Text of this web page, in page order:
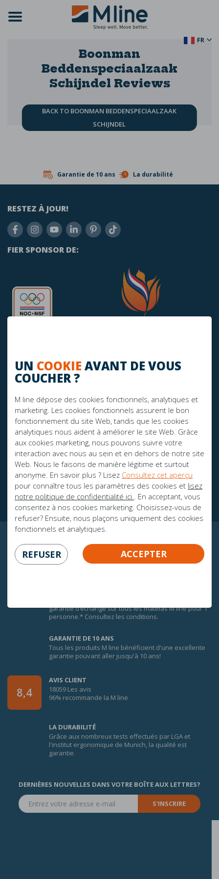
FR
UN COOKIE AVANT DE VOUS
COUCHER ?
M line dépose des cookies fonctionnels, analytiques et
marketing. Les cookies fonctionnels assurent le bon
fonctionnement du site Web, tandis que les cookies
analytiques nous aident à améliorer le site Web. Grâce
aux cookies marketing, nous pouvons suivre votre
interaction avec nous au sein et en dehors de notre site
Web. Nous le faisons de manière légitime et surtout
anonyme. En savoir plus ? Lisez Consultez cet aperçu
pour connaître tous les paramètres des cookies et lisez
notre politique de confidentialité ici.
. En acceptant, vous
consentez à nos cookies marketing. Choisissez-vous de
refuser? Ensuite, nous plaçons uniquement des cookies
fonctionnels et analytiques.
REFUSER ACCEPTER
Boonman
Beddenspeciaalzaak
Schijndel Reviews
Geen Reviews
BACK TO BOONMAN BEDDENSPECIAALZAAK
SCHIJNDEL
Garantie de 10 ans La durabilité
RESTEZ À JOUR!
FIER SPONSOR DE:
AVEZ-VOUS DES QUESTIONS?
info@mline.nl
+31 413-243050
Des brochures
Ambassadeurs
CERTITUDE GARANTIE!
garantie d’échange sur tous les matelas M line pour 1
personne.* Consultez les conditions.
GARANTIE DE 10 ANS
Tous les produits M line bénéficient d'une excellente
garantie pouvant aller jusqu'à 10 ans!
8,4
AVIS CLIENT
18059 Les avis
96% recommande la M line
LA DURABILITÉ
Grâce aux nombreux tests effectués par LGA et
l'institut ergonomique de Munich, la qualité est
garantie.
DERNIÈRES NOUVELLES DANS VOTRE BOÎTE AUX LETTRES?
S'INSCRIRE